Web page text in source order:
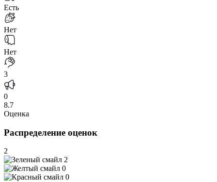
Есть
Нет
Нет
3
0
8.7
Оценка
Распределение оценок
2
2
0
0